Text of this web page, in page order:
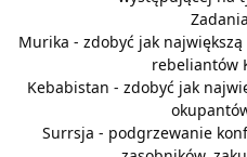
Murika - zdobyć jak
rebeliantów
Kebabistan - zdobyć jak
Surrsja - podgrzewanie